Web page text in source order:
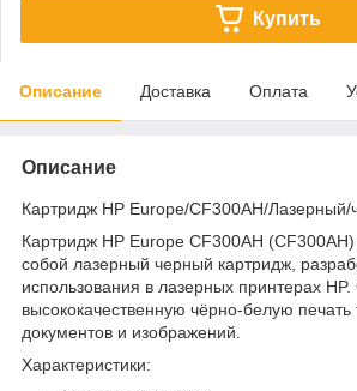
Купить
Описание Доставка Оплата
Описание
Картридж HP Europe/CF300AH/Лазерный/
Картридж HP Europe CF300AH (CF300AH)
собой лазерный черный картридж,
использования в лазерных принтерах
высококачественную чёрно-белую печать
документов и изображений.
Характеристики: